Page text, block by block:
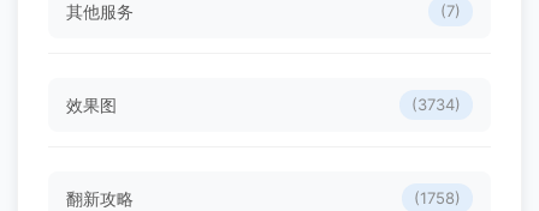
其他服务 (7)
效果图 (3734)
翻新攻略 (1758)